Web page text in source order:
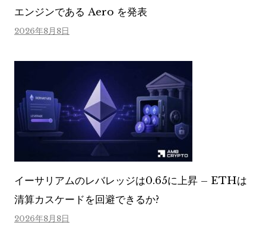
エンジンである Aero を発表
2026年8月8日
イーサリアムのレバレッジは0.65に上昇 – ETHは
清算カスケードを回避できるか?
2026年8月8日